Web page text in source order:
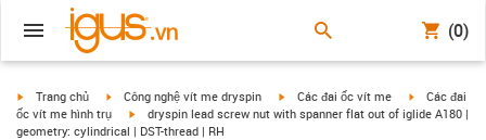
(0)
igus-icon-arrow-right
Trang chủ igus-icon-arrow-right
Công nghệ vít me dryspin igus-icon-arrow-right
Các đai ốc vít me igus-icon-
Các đai
ốc vít me hình trụ
igus-icon-arrow-right
dryspin lead screw nut with spanner flat out of iglide A180 |
geometry: cylindrical | DST-thread | RH